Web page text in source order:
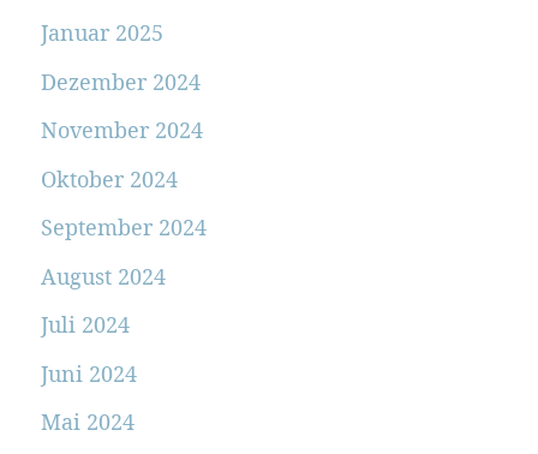
Januar 2025
Dezember 2024
November 2024
Oktober 2024
September 2024
August 2024
Juli 2024
Juni 2024
Mai 2024